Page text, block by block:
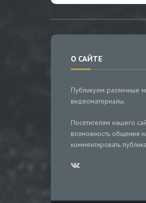
О САЙТЕ
Публикуем различные
видеоматериалы.
Посетителям нашего
возможность общения
комментировать